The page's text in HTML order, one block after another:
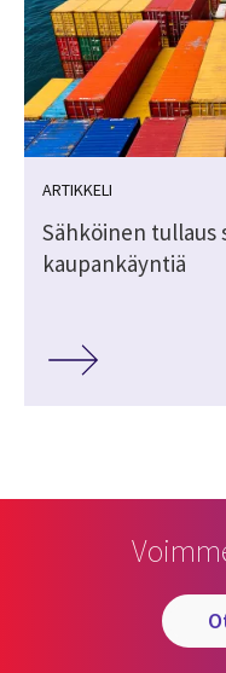
ARTIKKELI
Sähköinen tullaus
kaupankäyntiä